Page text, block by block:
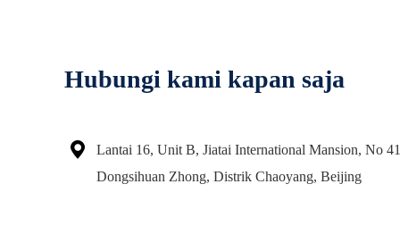
Hubungi kami kapan saja

Lantai 16, Unit B, Jiatai International Mansion, No
Dongsihuan Zhong, Distrik Chaoyang, Beijing